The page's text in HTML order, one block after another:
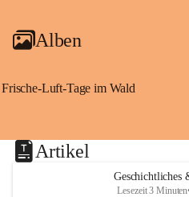
Alben
Frische-Luft-Tage im Wald
Artikel
Geschichtliches
Lesezeit 3 Minuten